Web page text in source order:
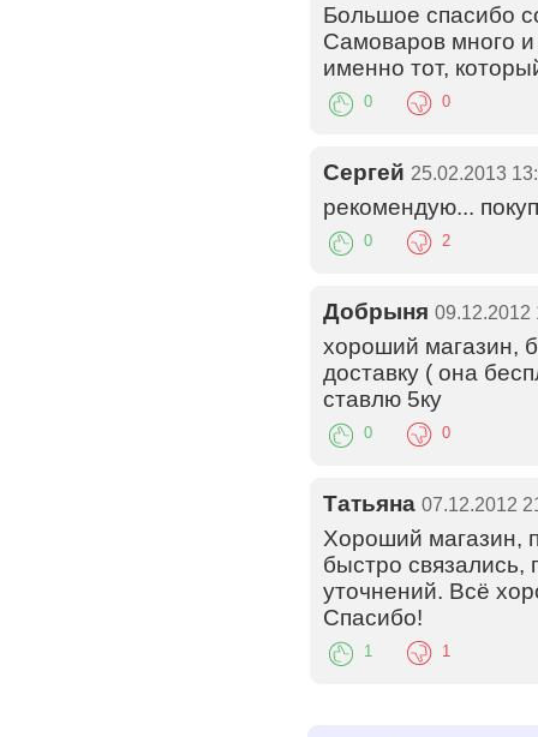
Большое спасибо
Самоваров много и
именно тот,
0 0
Сергей 25.02.2013
рекомендую...
0 2
Добрыня 09.12.2012
хороший магазин,
доставку ( она
ставлю 5ку
0 0
Татьяна 07.12.2012
Хороший магазин,
быстро связались,
уточнений. Всё
Спасибо!
1 1